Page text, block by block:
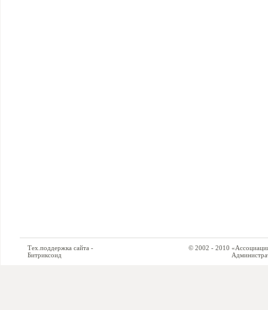
Тех.поддержка сайта -
Битриксоид
© 2002 - 2010 «Ассоциация